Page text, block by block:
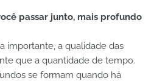
passar junto, mais profundo
importante, a qualidade das
que a quantidade de tempo.
se formam quando há